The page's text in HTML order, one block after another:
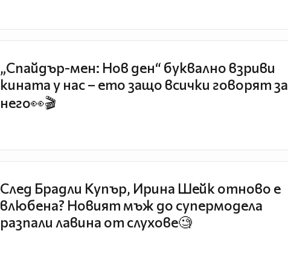
„Спайдър-мен: Нов ден“ буквално взриви
кината у нас – ето защо всички говорят за
него👀🎬
След Брадли Купър, Ирина Шейк отново е
влюбена? Новият мъж до супермодела
разпали лавина от слухове🧐